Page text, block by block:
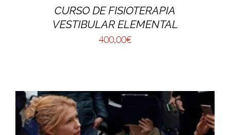
CURSO DE FISIOTERAPIA
VESTIBULAR ELEMENTAL
400,00€